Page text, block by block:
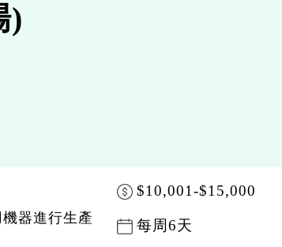
)
器進行生產
$10,001-$15,000
每周6天